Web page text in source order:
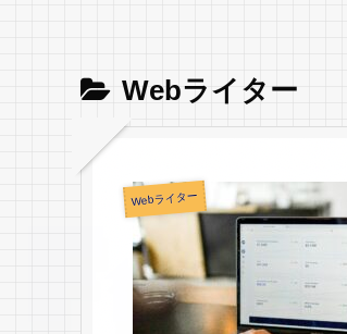
Webライター
Webライター